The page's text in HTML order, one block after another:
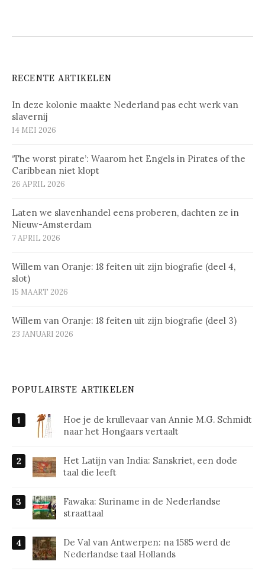
RECENTE ARTIKELEN
In deze kolonie maakte Nederland pas echt werk van
slavernij
14 MEI 2026
‘The worst pirate’: Waarom het Engels in Pirates of the
Caribbean niet klopt
26 APRIL 2026
Laten we slavenhandel eens proberen, dachten ze in
Nieuw-Amsterdam
7 APRIL 2026
Willem van Oranje: 18 feiten uit zijn biografie (deel 4,
slot)
15 MAART 2026
Willem van Oranje: 18 feiten uit zijn biografie (deel 3)
23 JANUARI 2026
POPULAIRSTE ARTIKELEN
Hoe je de krullevaar van Annie M.G. Schmidt
naar het Hongaars vertaalt
Het Latijn van India: Sanskriet, een dode
taal die leeft
Fawaka: Suriname in de Nederlandse
straattaal
De Val van Antwerpen: na 1585 werd de
Nederlandse taal Hollands